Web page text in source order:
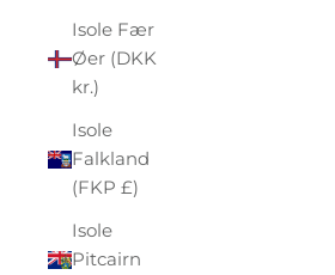
Isole Fær
Øer (DKK
kr.)
Isole
Falkland
(FKP £)
Isole
Pitcairn